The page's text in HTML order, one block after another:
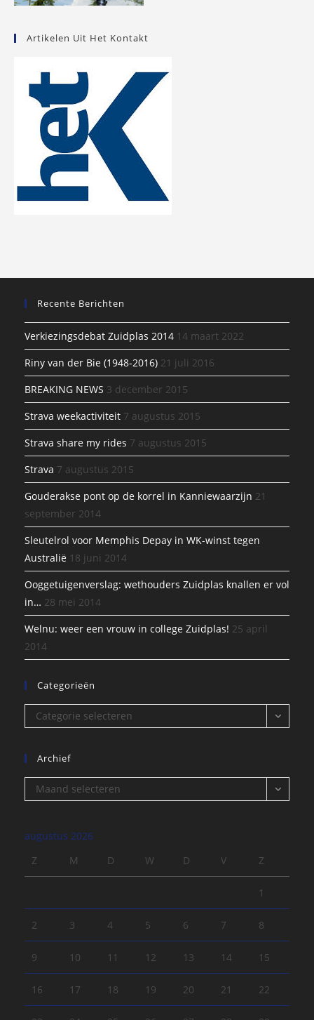
Artikelen Uit Het Kontakt
Recente Berichten
Verkiezingsdebat Zuidplas 2014 14 maart 2022
Riny van der Bie (1948-2016) 21 juli 2016
BREAKING NEWS 3 december 2015
Strava weekactiviteit 7 augustus 2015
Strava share my rides 7 augustus 2015
Strava 7 augustus 2015
Gouderakse pont op de korrel in Kanniewaarzijn 21
september 2014
Sleutelrol voor Memphis Depay in WK-winst tegen
Australië 18 juni 2014
Ooggetuigenverslag: wethouders Zuidplas knallen er vol
in… 28 mei 2014
Welnu: weer een vrouw in college Zuidplas! 25 april
2014
Categorieën
Categorieën
Categorie selecteren
Archief
Archief
Maand selecteren
augustus 2026
Z
M D W D V Z
1
2 3 4 5 6 7 8
9 10 11 12 13 14 15
16 17 18 19 20 21 22